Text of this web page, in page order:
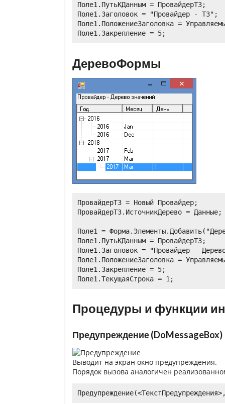
Поле1.ПутьКДанным = ПровайдерТЗ;
Поле1.Заголовок = "Провайдер - ТЗ";
Поле1.ПоложениеЗаголовка =
ДеревоФормы
ПровайдерТЗ = Новый Провайдер;
ПровайдерТЗ.ИсточникДерево = Данные;
Поле1 =
Поле1.ПутьКДанным = ПровайдерТЗ;
Поле1.Заголовок = "Провайдер -
Поле1.ПоложениеЗаголовка =
Поле1.Закрепление = 5;
Процедуры и функции
Предупреждение (DoMessageBox)
Выводит на экран окно предупреждения.
Порядок вызова аналогичен